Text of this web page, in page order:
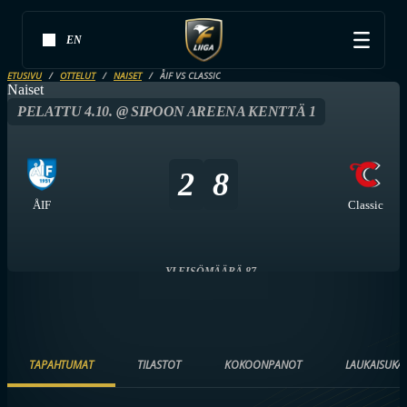
EN
ETUSIVU OTTELUT NAISET ÅIF VS CLASSIC
Naiset
PELATTU 4.10. @ SIPOON AREENA KENTTÄ 1
ÅIF
2 8
Classic
YLEISÖMÄÄRÄ 87
TAPAHTUMAT TILASTOT KOKOONPANOT